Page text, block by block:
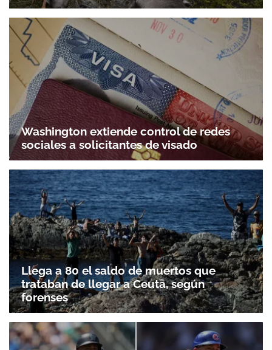
Washington extiende control de redes
sociales a solicitantes de visado
Llega a 80 el saldo de muertos que
trataban de llegar a Ceuta, según
forenses